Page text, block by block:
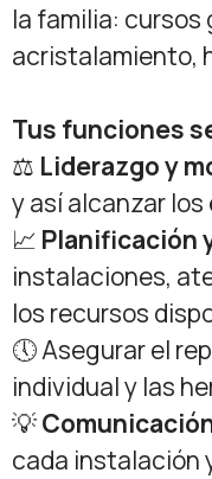
la familia:
acristalamiento,
Tus funciones
⚖ Liderazgo y
y así alcanzar los
📈 Planificación
instalaciones,
los recursos
🕔 Asegurar el
individual y las
💡
cada instalación